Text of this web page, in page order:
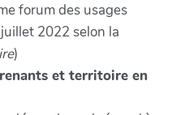
forum des usages
2022 selon la
)
et territoire en